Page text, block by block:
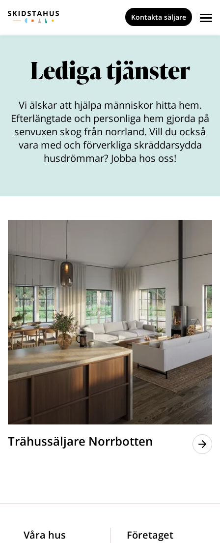
Kontakta säljare
Lediga tjänster
Vi älskar att hjälpa människor hitta hem.
Efterlängtade och personliga hem gjorda på
senvuxen skog från norrland. Vill du också
vara med och förverkliga skräddarsydda
husdrömmar? Jobba hos oss!
Trähussäljare Norrbotten
Våra hus Företaget